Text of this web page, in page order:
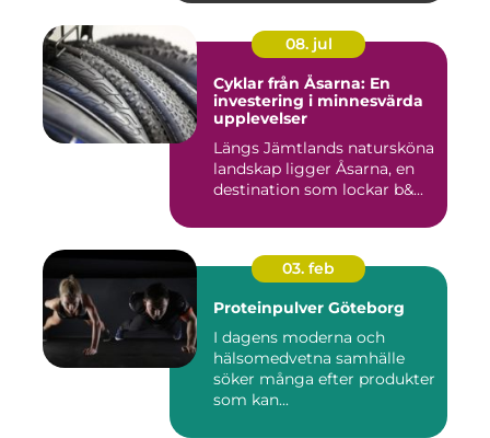
08. jul
Cyklar från Åsarna: En
investering i minnesvärda
upplevelser
Längs Jämtlands natursköna
landskap ligger Åsarna, en
destination som lockar b&...
03. feb
Proteinpulver Göteborg
I dagens moderna och
hälsomedvetna samhälle
söker många efter produkter
som kan...